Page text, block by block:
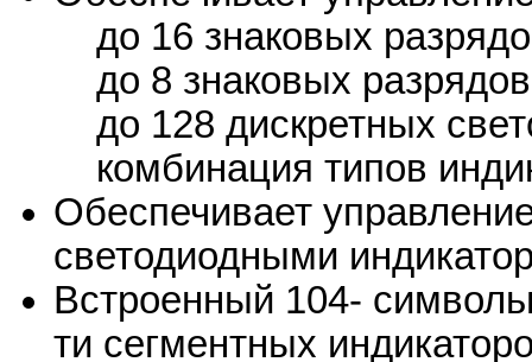
до 16 знаковых
до 8 знаковых
до 128 дискретных
комбинация типов
Обеспечивает
светодиодными
Встроенный 104-
ти сегментных